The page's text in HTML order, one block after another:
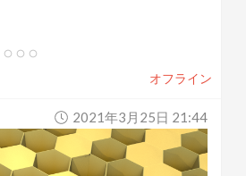
オフライン
2021年3月25日 21:44